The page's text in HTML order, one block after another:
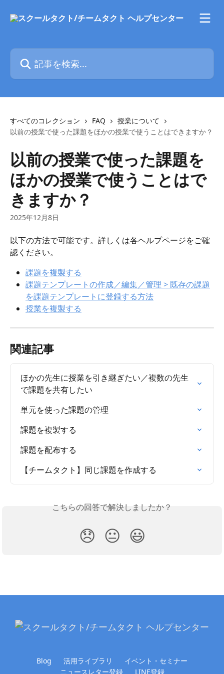
記事を検索...
すべてのコレクション FAQ
授業について
以前の授業で使った課題をほかの授業で使うことはできますか？
以前の授業で使った課題を
ほかの授業で使うことはで
きますか？
2025年12月8日
以下の方法で可能です。詳しくは各ヘルプページをご確
認ください。
課題を複製する
課題テンプレートの作成／編集／管理 > 既存の課題
を課題テンプレートに登録する方法
授業を複製する
関連記事
ほかの先生に授業を引き継ぎたい／複数の先生
で課題を共有したい
単元を使った課題の管理
課題を複製する
課題を配布する
【チームタクト】同じ課題を作成する
こちらの回答で解決しましたか？
😞 😐 😃
Blog 活用ライブラリ
イベント・セミナー
ニュースレター登録
LINE登録